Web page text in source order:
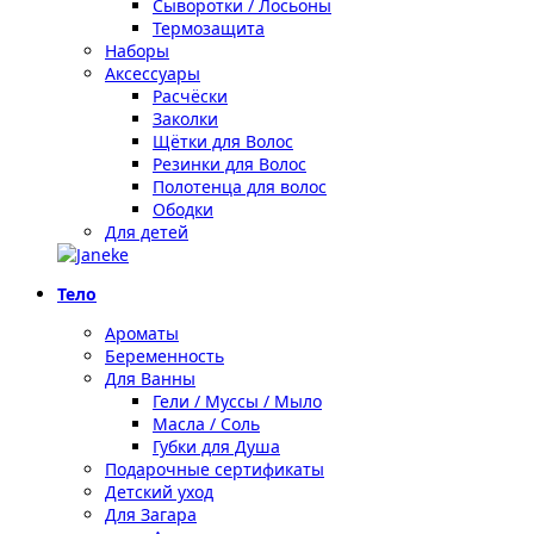
Сыворотки / Лосьоны
Термозащита
Наборы
Аксессуары
Расчёски
Заколки
Щётки для Волос
Резинки для Волос
Полотенца для волос
Ободки
Для детей
Тело
Ароматы
Беременность
Для Ванны
Гели / Муссы / Мыло
Масла / Соль
Губки для Душа
Подарочные сертификаты
Детский уход
Для Загара